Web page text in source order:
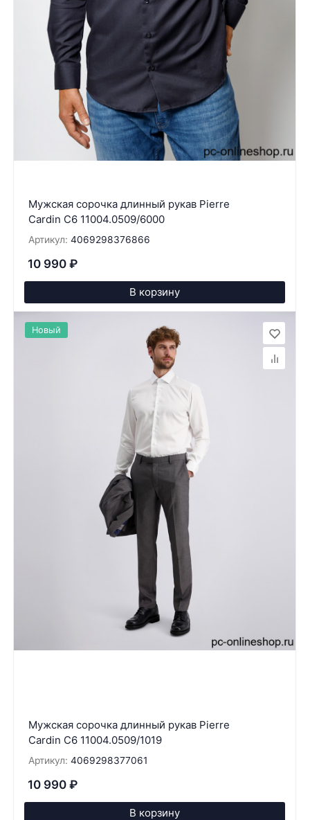
Мужская сорочка длинный рукав Pierre
Cardin C6 11004.0509/6000
Артикул: 4069298376866
10 990 ₽
В корзину
Мужская сорочка длинный рукав Pierre
Cardin C6 11004.0509/1019
Артикул: 4069298377061
10 990 ₽
В корзину
Новый